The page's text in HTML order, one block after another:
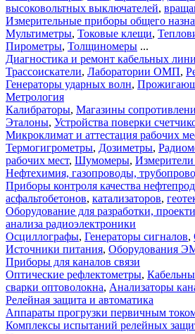
высоковольтных выключателей,
Измерительные приборы общего
Мультиметры, Токовые клещи,
Пирометры, Толщиномеры ...
Диагностика и ремонт кабельных
Трассоискатели, Лаборатории ОМП,
Генераторы ударных волн,
Метрология
Калибраторы, Магазины
Эталоны, Устройства поверки
Микроклимат и аттестация рабочих
Термогигрометры, Дозиметры,
рабочих мест, Шумомеры,
Нефтехимия, газопроводы,
Приборы контроля качества
асфальтобетонов, катализаторов,
Оборудование для разработки,
анализа радиоэлектроники
Осциллографы, Генераторы сигналов,
Источники питания, Оборудования
Приборы для каналов связи
Оптические рефлектометры,
сварки оптоволокна, Анализаторы
Релейная защита и автоматика
Аппараты прогрузки первичным
Комплексы испытаний релейных